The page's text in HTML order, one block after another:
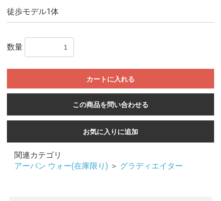
徒歩モデル1体
数量
カートに入れる
この商品を問い合わせる
お気に入りに追加
関連カテゴリ
アーバン ウォー(在庫限り) ＞ グラディエイター